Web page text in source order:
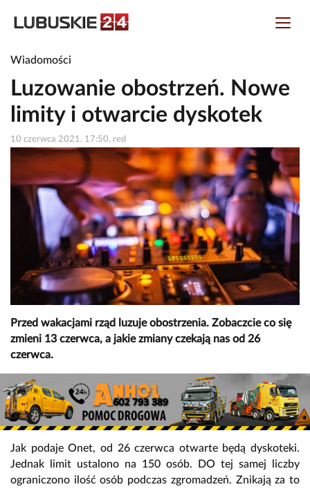
Wiadomości
Luzowanie obostrzeń. Nowe
limity i otwarcie dyskotek
10 czerwca 2021, 17:50, red
Przed wakacjami rząd luzuje obostrzenia. Zobaczcie co się
zmieni 13 czerwca, a jakie zmiany czekają nas od 26
czerwca.
Jak podaje Onet, od 26 czerwca otwarte będą dyskoteki.
Jednak limit ustalono na 150 osób. DO tej samej liczby
ograniczono ilość osób podczas zgromadzeń. Znikają za to